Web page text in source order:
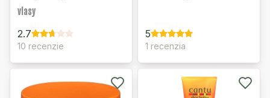
vlasy
2.7
10 recenzie
5
1 recenzia